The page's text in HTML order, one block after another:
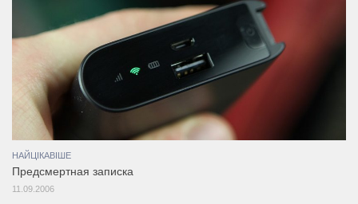
НАЙЦІКАВІШЕ
Предсмертная записка
11.09.2006